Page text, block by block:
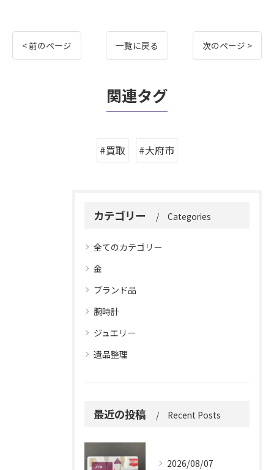
< 前のページ 一覧に戻る 次のページ >
関連タグ
#買取 #大府市
カテゴリー Categories
全てのカテゴリー
金
ブランド品
腕時計
ジュエリー
遺品整理
最近の投稿 Recent Posts
2026/08/07